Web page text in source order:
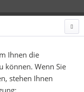
Ihnen die
können. Wenn Sie
stehen Ihnen